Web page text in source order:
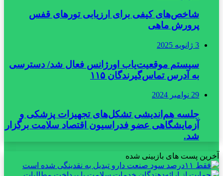
شاخص‌های کیفی برای ارزیابی تورهای قفس
پرورش ماهی
3 ژانویه 2025
سیستم موقعیت‌یاب اورژانس فعال شد/ دسترسی
به آدرس تماس‌گیرندگان ۱۱۵
29 نوامبر 2024
جلسه هم‌اندیشی تشکل‌های تجهیزات پزشکی و
آزمایشگاهی عضو فدراسیون اقتصاد سلامت برگزار
شد.
آخرین پست های بازبینی شده